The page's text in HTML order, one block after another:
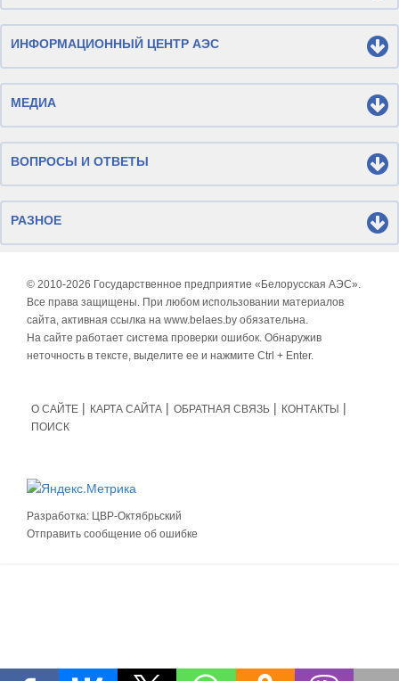
ИНФОРМАЦИОННЫЙ ЦЕНТР АЭС
МЕДИА
ВОПРОСЫ И ОТВЕТЫ
РАЗНОЕ
© 2010-2026 Государственное предприятие «Белорусская АЭС».
Все права защищены. При любом использовании материалов
сайта, активная ссылка на www.belaes.by обязательна.
На сайте работает система проверки ошибок. Обнаружив
неточность в тексте, выделите ее и нажмите Ctrl + Enter.
О САЙТЕ КАРТА САЙТА ОБРАТНАЯ СВЯЗЬ
КОНТАКТЫ
ПОИСК
Разработка: ЦВР-Октябрьский
Отправить сообщение об ошибке